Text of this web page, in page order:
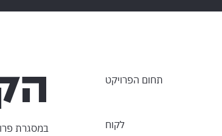
במסגרת
תחום הפרויקט
לקוח